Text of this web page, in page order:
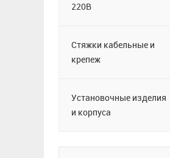
220В
Стяжки кабельные и
крепеж
Установочные изделия
и корпуса